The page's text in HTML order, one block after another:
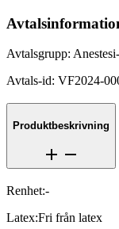
Avtalsgrupp:
Avtals-id: VF2024-
Produktbeskrivning
Renhet:-
Latex:Fri från latex